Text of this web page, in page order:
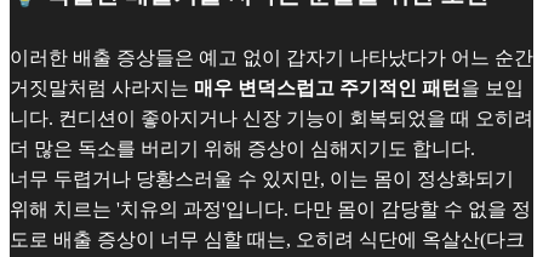
이러한 배출 증상들은 예고 없이 갑자기 나타났다가 어느 순간
거짓말처럼 사라지는 매우 변덕스럽고 주기적인 패턴 을 보입
니다. 컨디션이 좋아지거나 신장 기능이 회복되었을 때 오히려
더 많은 독소를 버리기 위해 증상이 심해지기도 합니다.
너무 두렵거나 당황스러울 수 있지만, 이는 몸이 정상화되기
위해 치르는 '치유의 과정'입니다. 다만 몸이 감당할 수 없을 정
도로 배출 증상이 너무 심할 때는, 오히려 식단에 옥살산(다크